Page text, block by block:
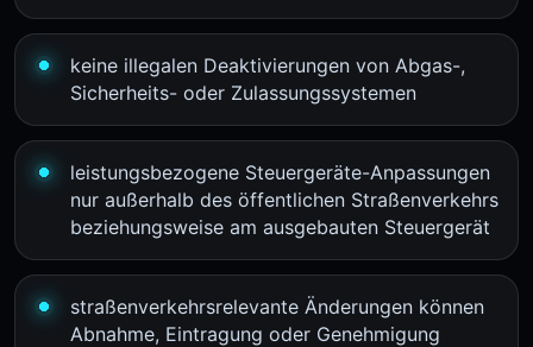
keine illegalen Deaktivierungen von Abgas-,
Sicherheits- oder Zulassungssystemen
leistungsbezogene Steuergeräte-Anpassungen
nur außerhalb des öffentlichen Straßenverkehrs
beziehungsweise am ausgebauten Steuergerät
straßenverkehrsrelevante Änderungen können
Abnahme, Eintragung oder Genehmigung